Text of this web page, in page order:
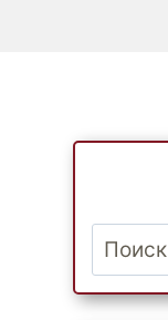
Найти: